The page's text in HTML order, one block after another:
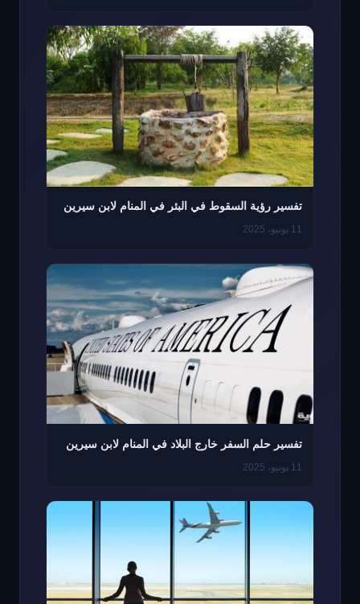
تفسير رؤية السقوط في البئر في المنام لابن سيرين
11 يونيو، 2025
تفسير حلم السفر خارج البلاد في المنام لابن سيرين
11 يونيو، 2025